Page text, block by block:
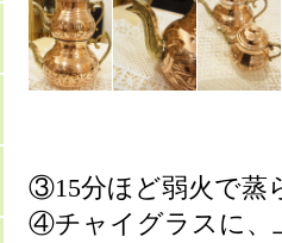
③15分ほど弱火で蒸
④チャイグラスに、